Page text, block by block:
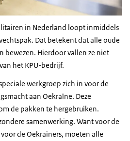
in Nederland loopt inmiddels
Dat betekent dat alle oude
bewezen. Hierdoor vallen ze niet
het KPU-bedrijf.
werkgroep zich in voor de
aan Oekraïne. Deze
de pakken te hergebruiken.
samenwerking. Want voor de
de Oekraïners, moeten alle